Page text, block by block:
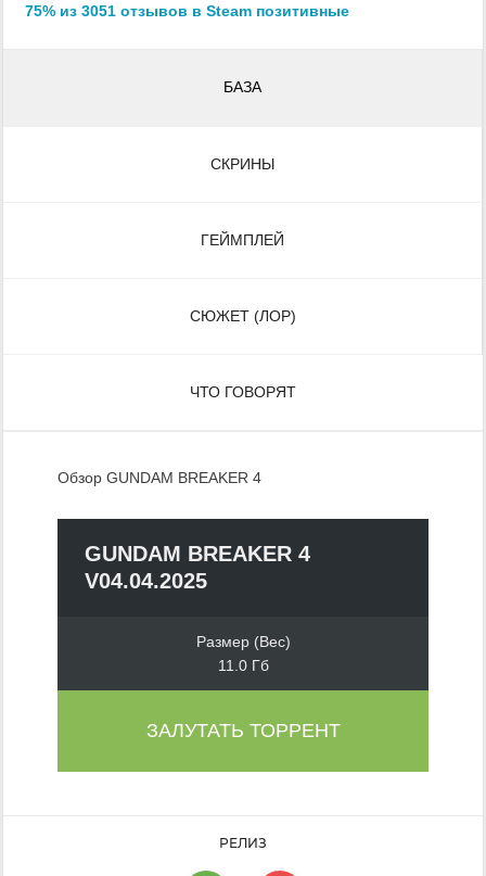
75% из 3051 отзывов в Steam позитивные
БАЗА
СКРИНЫ
ГЕЙМПЛЕЙ
СЮЖЕТ (ЛОР)
ЧТО ГОВОРЯТ
Обзор GUNDAM BREAKER 4
GUNDAM BREAKER 4
V04.04.2025
Размер (Вес)
11.0 Гб
ЗАЛУТАТЬ ТОРРЕНТ
РЕЛИЗ